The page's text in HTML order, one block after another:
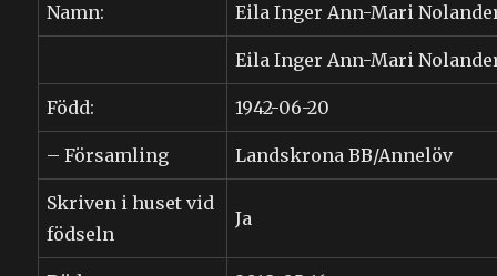
Namn: Eila Inger Ann-Mari
Eila Inger Ann-Mari
Född: 1942-06-20
– Församling Landskrona BB/Annelöv
Skriven i huset vid
födseln
Ja